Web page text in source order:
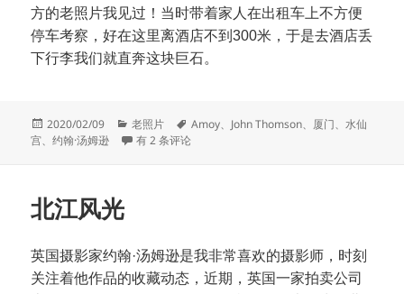
方的老照片我见过！当时带着家人在出租车上不方便
停车考察，好在这里离酒店不到300米，于是去酒店丢
下行李我们就直奔这块巨石。
发
布
2020/02/09
分
类
老照片
标
签
Amoy、 John Thomson、 厦门、水仙
宫、约翰·汤姆逊 厦门水仙宫遗迹
有 2 条评论
北江风光
英国摄影家约翰·汤姆逊是我非常喜欢的摄影师，时刻
关注着他作品的收藏动态，近期，英国一家拍卖公司